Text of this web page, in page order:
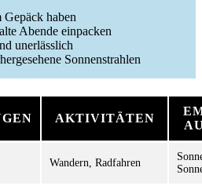
haben
Abende einpacken
unerlässlich
Sonnenstrahlen
AKTIVITÄTEN
Wandern, Radfahren